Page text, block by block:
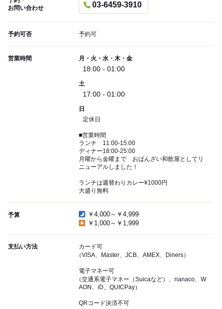
お問い合わせ
03-6459-3910
予約可否 予約可
営業時間 月・火・水・木・金
18:00 - 01:00
土
17:00 - 01:00
日
定休日
■営業時間
ランチ 11:00-15:00
ディナー18:00-25:00
月曜から金曜まで おばんざい和飲屋としてリ
ニューアルしました！
ランチは週替わりカレー¥1000円
大盛り無料
予算
￥4,000～￥4,999
￥1,000～￥1,999
支払い方法
カード可
（VISA、Master、JCB、AMEX、Diners）
電子マネー可
（交通系電子マネー（Suicaなど）、nanaco、W
AON、iD、QUICPay）
QRコード決済不可